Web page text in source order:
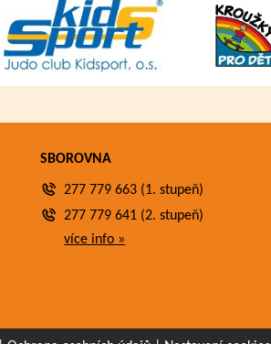
SBOROVNA
277 779 663 (1. stupeň)
277 779 641 (2. stupeň)
více info »